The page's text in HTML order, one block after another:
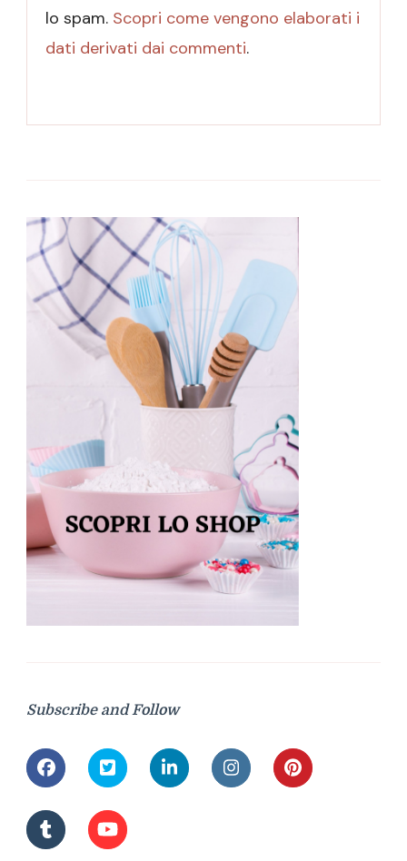
lo spam. Scopri come vengono elaborati i
dati derivati dai commenti.
Subscribe and Follow